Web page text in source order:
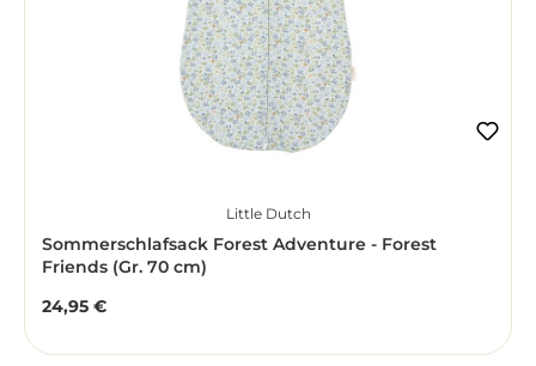
Little Dutch
Sommerschlafsack Forest Adventure - Forest
Friends (Gr. 70 cm)
Regulärer Preis:
24,95 €